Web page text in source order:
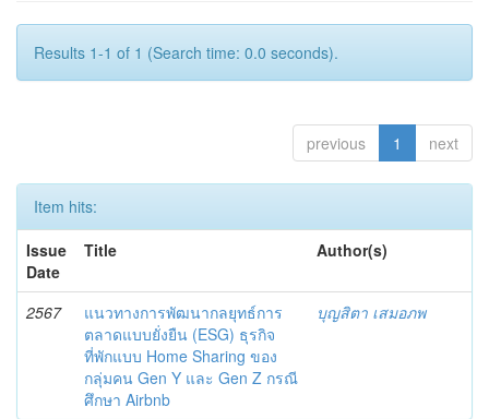
Results 1-1 of 1 (Search time: 0.0 seconds).
previous 1 next
Item hits:
Issue
Date
Title Author(s)
2567
แนวทางการพัฒนากลยุทธ์การ
ตลาดแบบยั่งยืน (ESG) ธุรกิจ
ที่พักแบบ Home Sharing ของ
กลุ่มคน Gen Y และ Gen Z กรณี
ศึกษา Airbnb
บุญสิตา เสมอภพ